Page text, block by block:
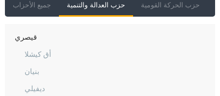
جميع الأحزاب حزب العدالة والتنمية حزب الحركة القومية
كاستاموني
قيصري
أق كيشلا
بنيان
ديفيلي